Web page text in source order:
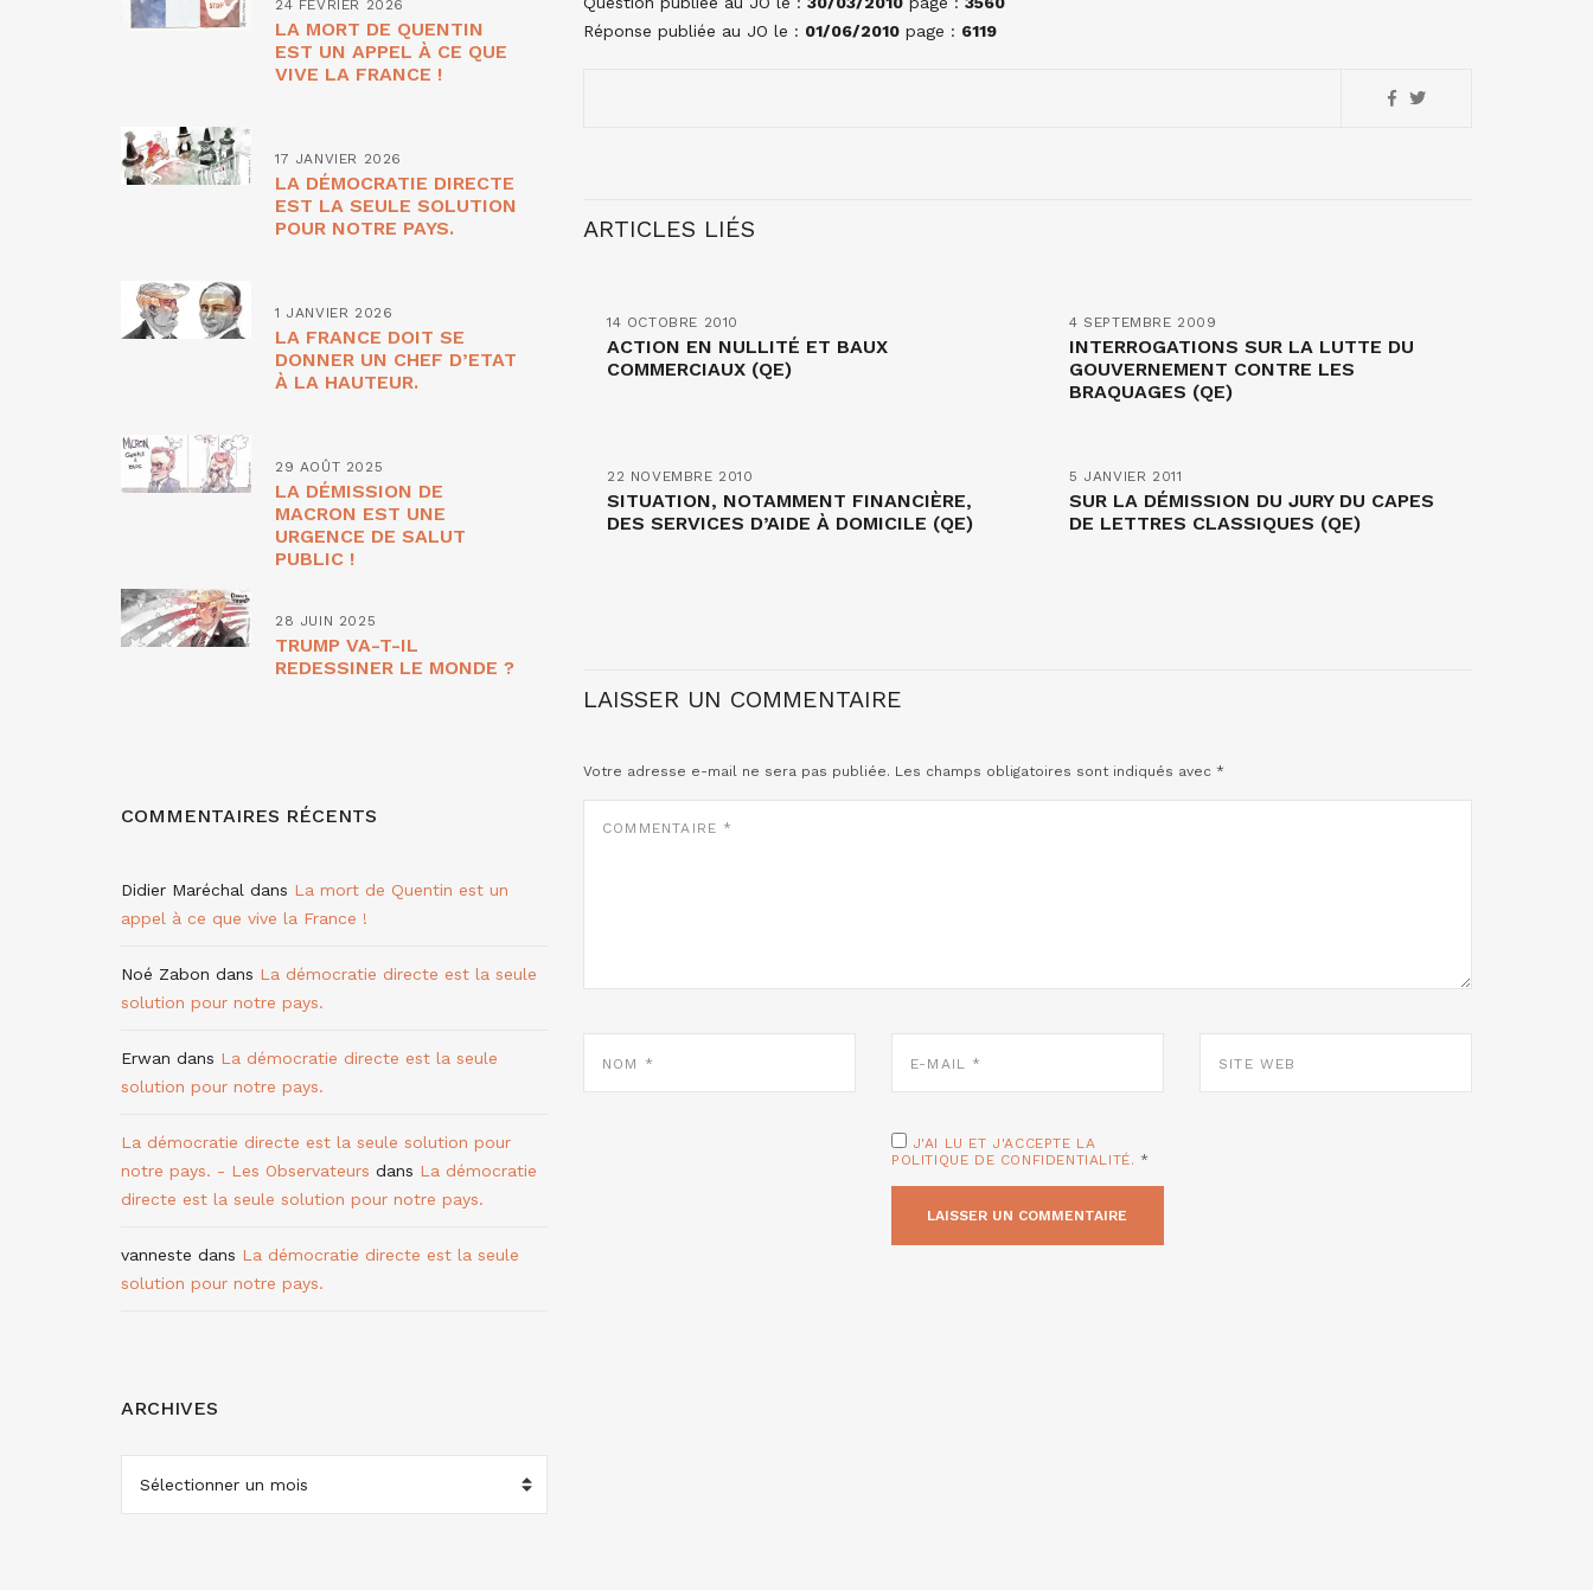
Réponse publiée au JO le : 01/06/2010 page : 6119
ARTICLES LIÉS
14 OCTOBRE 2010
ACTION EN NULLITÉ ET BAUX
COMMERCIAUX (QE)
4 SEPTEMBRE 2009
INTERROGATIONS SUR LA LUTTE DU
GOUVERNEMENT CONTRE LES
BRAQUAGES (QE)
22 NOVEMBRE 2010
SITUATION, NOTAMMENT FINANCIÈRE,
DES SERVICES D’AIDE À DOMICILE (QE)
5 JANVIER 2011
SUR LA DÉMISSION DU JURY DU CAPES
DE LETTRES CLASSIQUES (QE)
LAISSER UN COMMENTAIRE
Votre adresse e-mail ne sera pas publiée. Les champs obligatoires sont indiqués avec *
MAIL
WEB
J'AI LU ET J'ACCEPTE LA
POLITIQUE DE CONFIDENTIALITÉ. *
24 FÉVRIER 2026
LA MORT DE QUENTIN
EST UN APPEL À CE QUE
VIVE LA FRANCE !
17 JANVIER 2026
LA DÉMOCRATIE DIRECTE
EST LA SEULE SOLUTION
POUR NOTRE PAYS.
1 JANVIER 2026
LA FRANCE DOIT SE
DONNER UN CHEF D’ETAT
À LA HAUTEUR.
29 AOÛT 2025
LA DÉMISSION DE
MACRON EST UNE
URGENCE DE SALUT
PUBLIC !
28 JUIN 2025
TRUMP VA-T-IL
REDESSINER LE MONDE ?
COMMENTAIRES RÉCENTS
Didier Maréchal dans La mort de Quentin est un
appel à ce que vive la France !
Noé Zabon dans La démocratie directe est la seule
solution pour notre pays.
Erwan dans La démocratie directe est la seule
solution pour notre pays.
La démocratie directe est la seule solution pour
notre pays. - Les Observateurs dans La démocratie
directe est la seule solution pour notre pays.
vanneste dans La démocratie directe est la seule
solution pour notre pays.
ARCHIVES
ARCHIVES